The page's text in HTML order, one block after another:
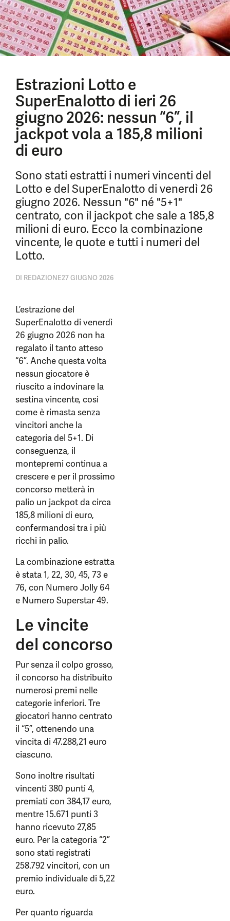
Estrazioni Lotto e
SuperEnalotto di ieri 26
giugno 2026: nessun “6”, il
jackpot vola a 185,8 milioni
di euro
Sono stati estratti i numeri vincenti del
Lotto e del SuperEnalotto di venerdì 26
giugno 2026. Nessun "6" né "5+1"
centrato, con il jackpot che sale a 185,8
milioni di euro. Ecco la combinazione
vincente, le quote e tutti i numeri del
Lotto.
DI REDAZIONE27 GIUGNO 2026
L’estrazione del
SuperEnalotto di venerdì
26 giugno 2026 non ha
regalato il tanto atteso
“6”. Anche questa volta
nessun giocatore è
riuscito a indovinare la
sestina vincente, così
come è rimasta senza
vincitori anche la
categoria del 5+1. Di
conseguenza, il
montepremi continua a
crescere e per il prossimo
concorso metterà in
palio un jackpot da circa
185,8 milioni di euro,
confermandosi tra i più
ricchi in palio.
La combinazione estratta
è stata 1, 22, 30, 45, 73 e
76, con Numero Jolly 64
e Numero Superstar 49.
Le vincite
del concorso
Pur senza il colpo grosso,
il concorso ha distribuito
numerosi premi nelle
categorie inferiori. Tre
giocatori hanno centrato
il “5”, ottenendo una
vincita di 47.288,21 euro
ciascuno.
Sono inoltre risultati
vincenti 380 punti 4,
premiati con 384,17 euro,
mentre 15.671 punti 3
hanno ricevuto 27,85
euro. Per la categoria “2”
sono stati registrati
258.792 vincitori, con un
premio individuale di 5,22
euro.
Per quanto riguarda